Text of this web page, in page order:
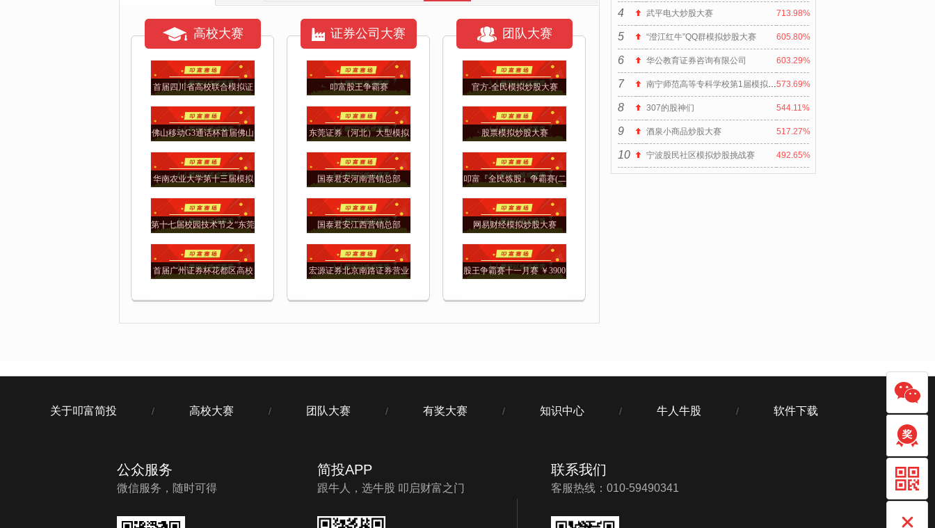
高校大赛
首届四川省高校联合模拟证
佛山移动G3通话杯首届佛山
华南农业大学第十三届模拟
第十七届校园技术节之“东莞
首届广州证券杯花都区高校
证券公司大赛
叩富股王争霸赛
东莞证券（河北）大型模拟
国泰君安河南营销总部
国泰君安江西营销总部
宏源证券北京南路证券营业
团队大赛
官方-全民模拟炒股大赛
股票模拟炒股大赛
叩富『全民炼股』争霸赛(二
网易财经模拟炒股大赛
股王争霸赛十一月赛 ￥3900
4 武平电大炒股大赛 713.98%
5 “澄江红牛”QQ群模拟炒股大赛 605.80%
6 华公教育证券咨询有限公司 603.29%
7 南宁师范高等专科学校第1届模拟炒股大赛573.69%
8 307的股神们 544.11%
9 酒泉小商品炒股大赛 517.27%
10 宁波股民社区模拟炒股挑战赛 492.65%
关于叩富简投 / 高校大赛 / 团队大赛 / 有奖大赛 / 知识中心 / 牛人牛股 / 软件下载
公众服务
微信服务，随时可得
简投APP
跟牛人，选牛股 叩启财富之门
联系我们
客服热线：010-59490341